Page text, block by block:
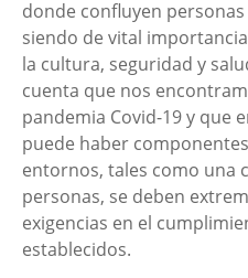
donde confluyen
siendo de vital
la cultura, seguridad y
cuenta que nos
pandemia Covid-19 y que
puede haber
entornos, tales como una
personas, se deben
exigencias en el
establecidos.